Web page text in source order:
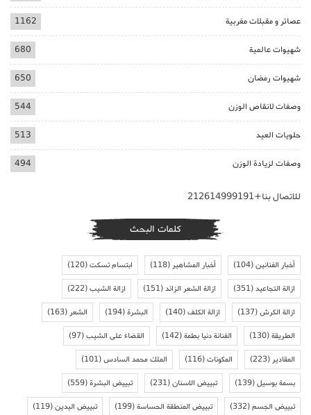
عصائر و مقبلات مغربية 1162
شهيوات عالمية 680
شهيوات رمضان 650
وصفات لانقاص الوزن 544
حلويات العيد 513
وصفات لزيادة الوزن 494
للاتصال بنا+212614999191
كلمات البحث
أخبار الفنانين(104) أخبار المشاهير(118) ابتسام تسكت(120)
ازالة التجاعيد(351) ازالة الشعر الزائد(151) ازالة الشيب(222)
ازالة الكرش(137) ازالة الكلف(140) البشرة(194) الشعر(163)
الطريقة(130) الفنانة دنيا بطمة(142) القضاء على الشيب(97)
المقادير(223) المكونات(116) الملك محمد السادس(101)
بسمة بوسيل(139) تبييض الاسنان(231) تبييض البشرة(559)
تبييض الجسم(332) تبييض المنطقة الحساسة(199) تبييض اليدين(119)